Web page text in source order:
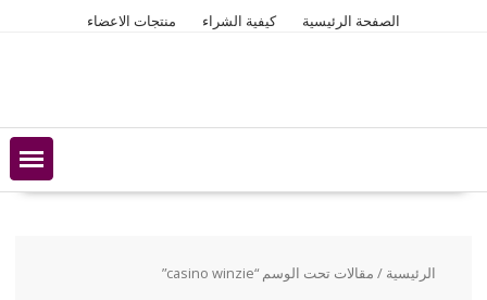
الصفحة الرئيسية كيفية الشراء منتجات الاعضاء
الرئيسية / مقالات تحت الوسم “casino winzie”